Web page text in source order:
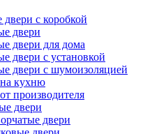
с коробкой
двери
двери для дома
двери с установкой
двери с шумоизоляцией
кухню
производителя
двери
двери